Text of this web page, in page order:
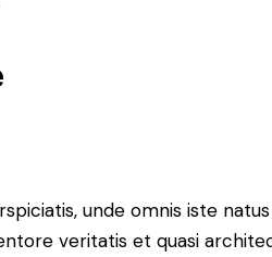
unde omnis iste
veritatis et quasi